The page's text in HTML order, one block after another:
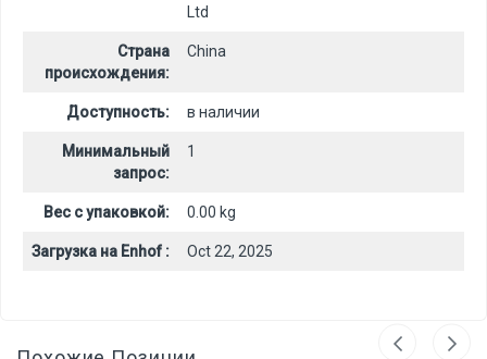
Ltd
Страна
происхождения:
China
Доступность: в наличии
Минимальный
запрос:
1
Вес с упаковкой: 0.00 kg
Загрузка на Enhof : Oct 22, 2025